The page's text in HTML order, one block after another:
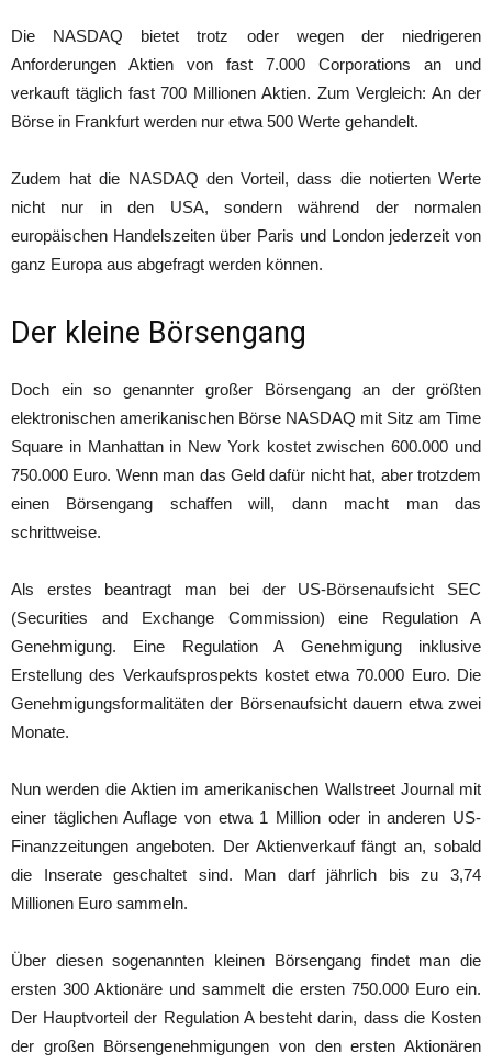
Die NASDAQ bietet trotz oder wegen der niedrigeren
Anforderungen Aktien von fast 7.000 Corporations an und
verkauft täglich fast 700 Millionen Aktien. Zum Vergleich: An der
Börse in Frankfurt werden nur etwa 500 Werte gehandelt.
Zudem hat die NASDAQ den Vorteil, dass die notierten Werte
nicht nur in den USA, sondern während der normalen
europäischen Handelszeiten über Paris und London jederzeit von
ganz Europa aus abgefragt werden können.
Der kleine Börsengang
Doch ein so genannter großer Börsengang an der größten
elektronischen amerikanischen Börse NASDAQ mit Sitz am Time
Square in Manhattan in New York kostet zwischen 600.000 und
750.000 Euro. Wenn man das Geld dafür nicht hat, aber trotzdem
einen Börsengang schaffen will, dann macht man das
schrittweise.
Als erstes beantragt man bei der US-Börsenaufsicht SEC
(Securities and Exchange Commission) eine Regulation A
Genehmigung. Eine Regulation A Genehmigung inklusive
Erstellung des Verkaufsprospekts kostet etwa 70.000 Euro. Die
Genehmigungsformalitäten der Börsenaufsicht dauern etwa zwei
Monate.
Nun werden die Aktien im amerikanischen Wallstreet Journal mit
einer täglichen Auflage von etwa 1 Million oder in anderen US-
Finanzzeitungen angeboten. Der Aktienverkauf fängt an, sobald
die Inserate geschaltet sind. Man darf jährlich bis zu 3,74
Millionen Euro sammeln.
Über diesen sogenannten kleinen Börsengang findet man die
ersten 300 Aktionäre und sammelt die ersten 750.000 Euro ein.
Der Hauptvorteil der Regulation A besteht darin, dass die Kosten
der großen Börsengenehmigungen von den ersten Aktionären